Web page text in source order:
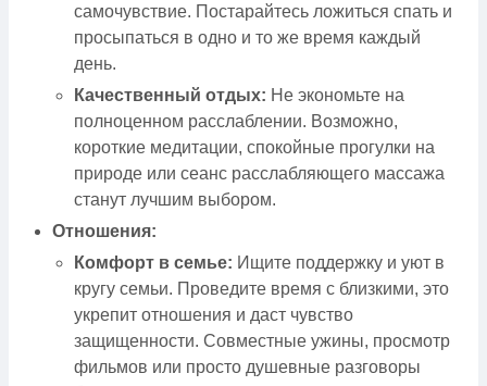
самочувствие. Постарайтесь ложиться спать и
просыпаться в одно и то же время каждый
день.
Качественный отдых: Не экономьте на
полноценном расслаблении. Возможно,
короткие медитации, спокойные прогулки на
природе или сеанс расслабляющего массажа
станут лучшим выбором.
Отношения:
Комфорт в семье: Ищите поддержку и уют в
кругу семьи. Проведите время с близкими, это
укрепит отношения и даст чувство
защищенности. Совместные ужины, просмотр
фильмов или просто душевные разговоры